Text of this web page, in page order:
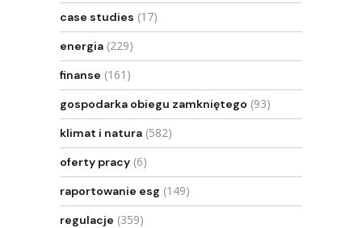
case studies (17)
energia (229)
finanse (161)
gospodarka obiegu zamkniętego (93)
klimat i natura (582)
oferty pracy (6)
raportowanie esg (149)
regulacje (359)